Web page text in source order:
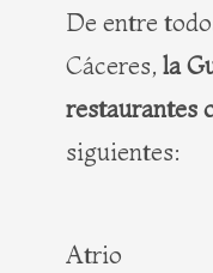
De entre
Cáceres, la
restaurantes
siguientes:
Atrio